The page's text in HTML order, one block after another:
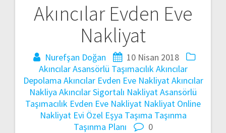
Akıncılar Evden Eve
Nakliyat
Nurefşan Doğan
10 Nisan 2018
Akıncılar Asansörlü TaşımacılıkAkıncılar
Depolama Akıncılar Evden Eve NakliyatAkıncılar
Nakliya Akıncılar Sigortalı NakliyatAsansörlü
Taşımacılık Evden Eve Nakliyat Nakliyat Online
Nakliyat Evi Özel Eşya Taşıma Taşınma
Taşınma Planı
0
Yazı
gezinmesi